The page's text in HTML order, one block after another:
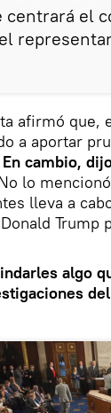
centrará el
afirmó que,
a aportar
En cambio,
lo
lleva a
Trump
algo